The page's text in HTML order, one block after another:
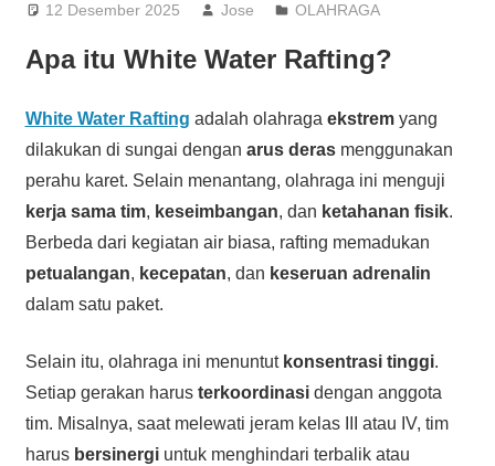
12 Desember 2025 Jose OLAHRAGA
Apa itu White Water Rafting?
White Water Rafting adalah olahraga ekstremyang
dilakukan di sungai dengan arus derasmenggunakan
perahu karet. Selain menantang, olahraga ini menguji
kerja sama tim, keseimbangan, dan ketahanan fisik.
Berbeda dari kegiatan air biasa, rafting memadukan
petualangan, kecepatan, dan keseruan adrenalin
dalam satu paket.
Selain itu, olahraga ini menuntut konsentrasi tinggi.
Setiap gerakan harus terkoordinasidengan anggota
tim. Misalnya, saat melewati jeram kelas III atau IV, tim
harus bersinergiuntuk menghindari terbalik atau